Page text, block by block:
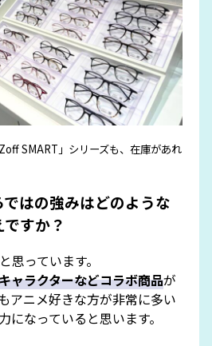
SMART」シリーズも、在庫があれ
はの強みはどのような
すか？
思っています。
ャラクターなどコラボ商品が
アニメ好きな方が非常に多い
になっていると思います。